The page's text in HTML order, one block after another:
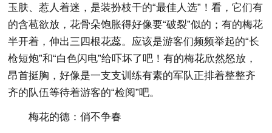
玉肤、惹人着迷，是装扮枝干的“最佳人选”！看，它们有
的含苞欲放，花骨朵饱胀得好像要“破裂”似的；有的梅花
半开着，伸出三四根花蕊。应该是游客们频频举起的“长
枪短炮”和“白色闪电”给吓坏了吧！有的梅花欣然怒放，
昂首挺胸，好像是一支支训练有素的军队正排着整整齐
齐的队伍等待着游客的“检阅”吧。
梅花的德：俏不争春